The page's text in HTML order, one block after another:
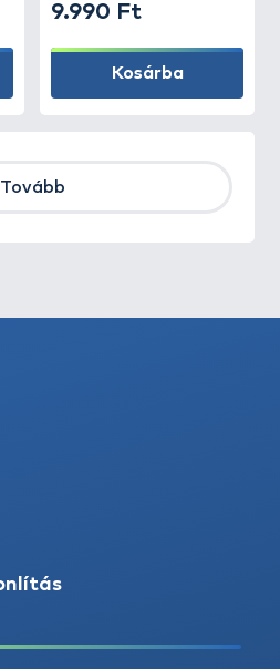
9.990 Ft
Kosárba
Tovább